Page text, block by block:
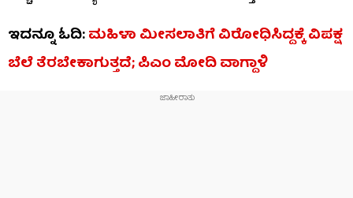
ಇದನ್ನೂ ಓದಿ:ಮಹಿಳಾ ಮೀಸಲಾತಿಗೆ ವಿರೋಧಿಸಿದ್ದಕ್ಕೆ ವಿಪಕ್ಷ
ಬೆಲೆ ತೆರಬೇಕಾಗುತ್ತದೆ; ಪಿಎಂ ಮೋದಿ ವಾಗ್ದಾಳಿ